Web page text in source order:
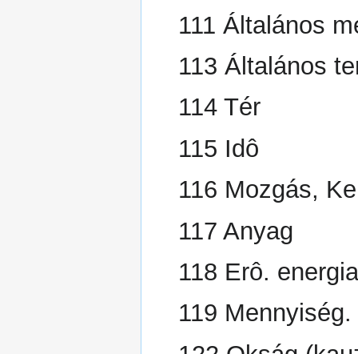
111 Általános
113 Általános
114 Tér
115 Idô
116 Mozgás,
117 Anyag
118 Erô.
119